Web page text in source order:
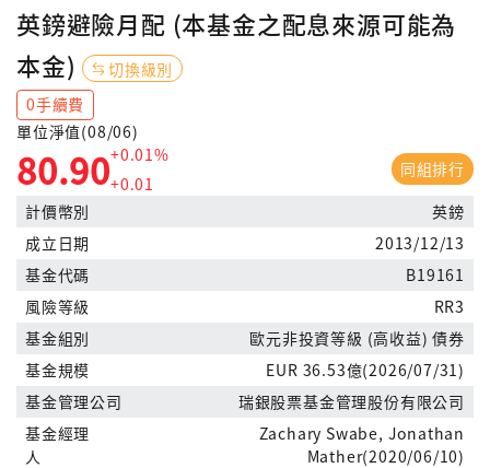
英鎊避險月配 (本基金之配息來源可能為
本金)
切換級別
0手續費
單位淨值(08/06)
80.90+0.01%
+0.01
同組排行
計價幣別
英鎊
成立日期
2013/12/13
基金代碼
B19161
風險等級
RR3
基金組別
歐元非投資等級 (高收益) 債券
基金規模
EUR 36.53億(2026/07/31)
基金管理公司
瑞銀股票基金管理股份有限公司
基金經理
人
Zachary Swabe, Jonathan
Mather(2020/06/10)